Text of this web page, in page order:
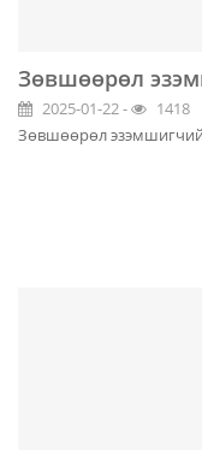
Зөвшөөрөл
2025-01-22 -
1418
Зөвшөөрөл